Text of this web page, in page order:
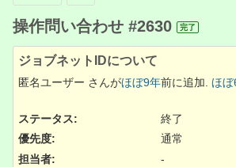
操作問い合わせ #2630 完了
ジョブネットIDについて
匿名ユーザー さんがほぼ9年前に追加. ほぼ
ステータス:
終了
優先度:
通常
担当者:
-